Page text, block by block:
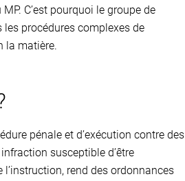
C’est pourquoi le groupe de
procédures complexes de
la matière.
pénale et d’exécution contre des
susceptible d’être
rend des ordonnances